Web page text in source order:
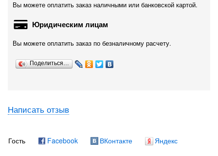
Вы можете оплатить заказ наличными или банковской картой.
Юридическим лицам
Вы можете оплатить заказ по безналичному расчету.
Поделиться…
Написать отзыв
Гость Facebook ВКонтакте Яндекс